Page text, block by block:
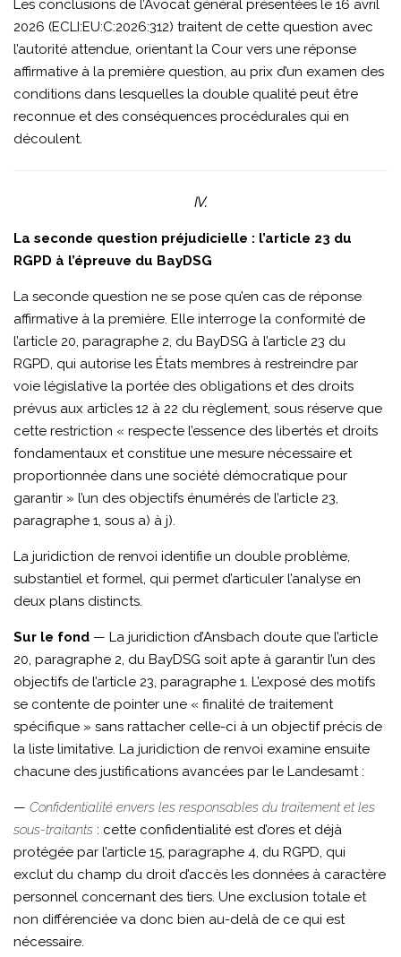
Les conclusions de l’Avocat général présentées le 16 avril
2026 (ECLI:EU:C:2026:312) traitent de cette question avec
l’autorité attendue, orientant la Cour vers une réponse
affirmative à la première question, au prix d’un examen des
conditions dans lesquelles la double qualité peut être
reconnue et des conséquences procédurales qui en
découlent.
IV.
La seconde question préjudicielle : l’article 23 du
RGPD à l’épreuve du BayDSG
La seconde question ne se pose qu’en cas de réponse
affirmative à la première. Elle interroge la conformité de
l’article 20, paragraphe 2, du BayDSG à l’article 23 du
RGPD, qui autorise les États membres à restreindre par
voie législative la portée des obligations et des droits
prévus aux articles 12 à 22 du règlement, sous réserve que
cette restriction « respecte l’essence des libertés et droits
fondamentaux et constitue une mesure nécessaire et
proportionnée dans une société démocratique pour
garantir » l’un des objectifs énumérés de l’article 23,
paragraphe 1, sous a) à j).
La juridiction de renvoi identifie un double problème,
substantiel et formel, qui permet d’articuler l’analyse en
deux plans distincts.
Sur le fond — La juridiction d’Ansbach doute que l’article
20, paragraphe 2, du BayDSG soit apte à garantir l’un des
objectifs de l’article 23, paragraphe 1. L’exposé des motifs
se contente de pointer une « finalité de traitement
spécifique » sans rattacher celle-ci à un objectif précis de
la liste limitative. La juridiction de renvoi examine ensuite
chacune des justifications avancées par le Landesamt :
— Confidentialité envers les responsables du traitement et les
sous-traitants : cette confidentialité est d’ores et déjà
protégée par l’article 15, paragraphe 4, du RGPD, qui
exclut du champ du droit d’accès les données à caractère
personnel concernant des tiers. Une exclusion totale et
non différenciée va donc bien au-delà de ce qui est
nécessaire.